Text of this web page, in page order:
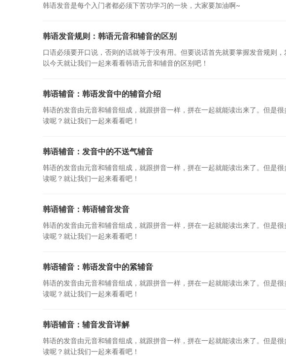
韩语发音是每个入门者都必须下苦功学习的一块，大家要加油啊~
韩语发音规则：韩语元音和辅音的区别
口语必须要开口说，否则的话就等于没有用。但要说话首先就要掌握发音规则
以今天就让我们一起来看看韩语元音和辅音的区别吧！
韩语辅音：韩语发音中的辅音介绍
韩语的发音由元音和辅音组成，就跟拼音一样，拼在一起就能读出来了。但是
读呢？就让我们一起来看看吧！
韩语辅音：发音中的不送气辅音
韩语的发音由元音和辅音组成，就跟拼音一样，拼在一起就能读出来了。但是
读呢？就让我们一起来看看吧！
韩语辅音：韩语辅音发音
韩语的发音由元音和辅音组成，就跟拼音一样，拼在一起就能读出来了。但是
读呢？就让我们一起来看看吧！
韩语辅音：韩语发音中的紧辅音
韩语的发音由元音和辅音组成，就跟拼音一样，拼在一起就能读出来了。但是
读呢？就让我们一起来看看吧！
韩语辅音：辅音发音详解
韩语的发音由元音和辅音组成，就跟拼音一样，拼在一起就能读出来了。但是
读呢？就让我们一起来看看吧！